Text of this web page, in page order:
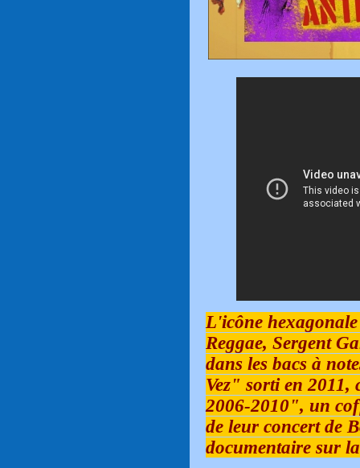
L'icône
Reggae, Sergent
dans les bacs à
Vez" sorti en 2011,
2006-2010", un
de leur concert de
documentaire sur